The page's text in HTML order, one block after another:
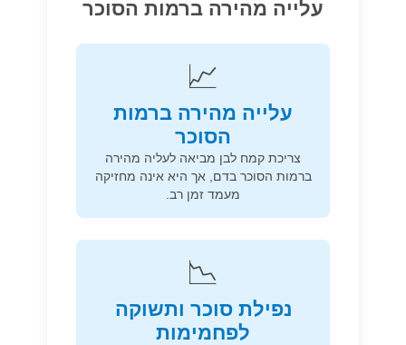
עלייה מהירה ברמות הסוכר
📈
עלייה מהירה ברמות
הסוכר
צריכת קמח לבן מביאה לעליה מהירה
ברמות הסוכר בדם, אך היא אינה מחזיקה
מעמד זמן רב.
📉
נפילת סוכר ותשוקה
לפחמימות